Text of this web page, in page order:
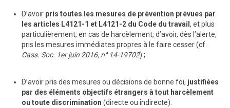
D’avoir pris toutes les mesures de prévention prévues par
les articles L4121-1 et L4121-2 du Code du travail , et plus
particulièrement, en cas de harcèlement, d’avoir, dès l’alerte,
pris les mesures immédiates propres à le faire cesser (cf.
Cass. Soc. 1er juin 2016, n° 14-19702) ;
D’avoir pris des mesures ou décisions de bonne foi, justifiées
par des éléments objectifs étrangers à tout harcèlement
ou toute discrimination (directe ou indirecte).